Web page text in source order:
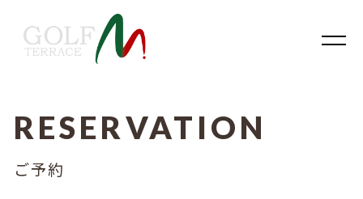
内容をスキップ
RESERVATION
ご予約